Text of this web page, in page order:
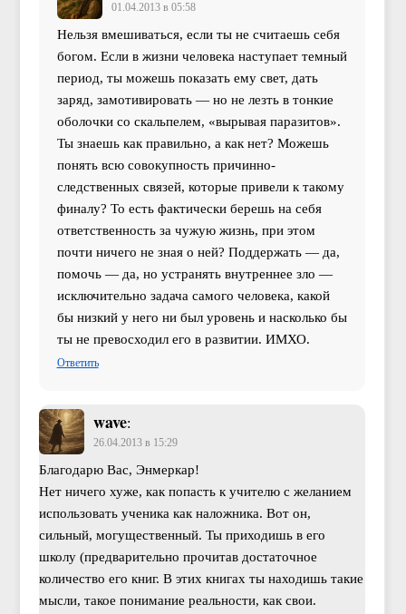
01.04.2013 в 05:58
Нельзя вмешиваться, если ты не считаешь себя
богом. Если в жизни человека наступает темный
период, ты можешь показать ему свет, дать
заряд, замотивировать — но не лезть в тонкие
оболочки со скальпелем, «вырывая паразитов».
Ты знаешь как правильно, а как нет? Можешь
понять всю совокупность причинно-
следственных связей, которые привели к такому
финалу? То есть фактически берешь на себя
ответственность за чужую жизнь, при этом
почти ничего не зная о ней? Поддержать — да,
помочь — да, но устранять внутреннее зло —
исключительно задача самого человека, какой
бы низкий у него ни был уровень и насколько бы
ты не превосходил его в развитии. ИМХО.
Ответить
wave:
26.04.2013 в 15:29
Благодарю Вас, Энмеркар!
Нет ничего хуже, как попасть к учителю с желанием
использовать ученика как наложника. Вот он,
сильный, могущественный. Ты приходишь в его
школу (предварительно прочитав достаточное
количество его книг. В этих книгах ты находишь такие
мысли, такое понимание реальности, как свои.